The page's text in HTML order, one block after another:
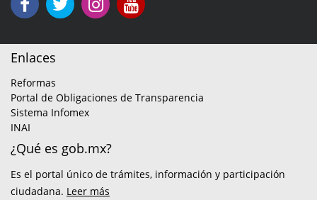
Enlaces
Reformas
Portal de Obligaciones de Transparencia
Sistema Infomex
INAI
¿Qué es gob.mx?
Es el portal único de trámites, información y participación
ciudadana. Leer más